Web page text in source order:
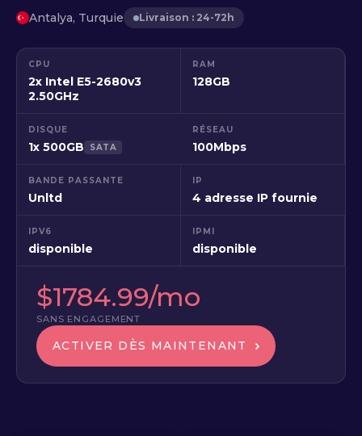
API
Actualité
Antalya, Turquie Livraison : 24-72h
CPU
2x Intel E5-2680v3
2.50GHz
RAM
128GB
DISQUE
1x 500GB SATA
RÉSEAU
100Mbps
BANDE PASSANTE
Unltd
IP
4 adresse IP fournie
IPV6
disponible
IPMI
disponible
$1784.99/mo
SANS ENGAGEMENT
ACTIVER DÈS MAINTENANT